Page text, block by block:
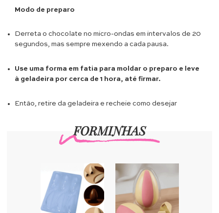
Modo de preparo
Derreta o chocolate no micro-ondas em intervalos de 20
segundos, mas sempre mexendo a cada pausa.
Use uma forma em fatia para moldar o preparo e leve
à geladeira por cerca de 1 hora, até firmar.
Então, retire da geladeira e recheie como desejar
FORMINHAS